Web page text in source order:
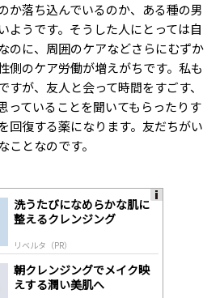
か落ち込んでいるのか、ある種の男
ようです。そうした人にとっては自
のに、周囲のケアなどさらにむずか
側のケア労働が増えがちです。私も
すが、友人と会って時間をすごす、
っていることを聞いてもらったりす
回復する薬になります。友だちがい
ことなのです。
洗うたびになめらかな肌に
整えるクレンジング
リベルタ（PR）
朝クレンジングでメイク映
えする潤い美肌へ